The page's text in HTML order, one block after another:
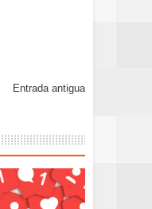
Entrada antigua